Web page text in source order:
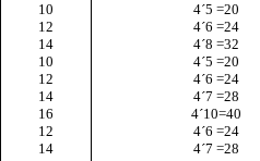
10 4´5 =20
12 4´6 =24
14 4´8 =32
10 4´5 =20
12 4´6 =24
14 4´7 =28
16 4´10=40
12 4´6 =24
14 4´7 =28